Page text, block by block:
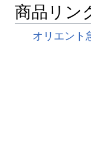
商品リン
オリエント